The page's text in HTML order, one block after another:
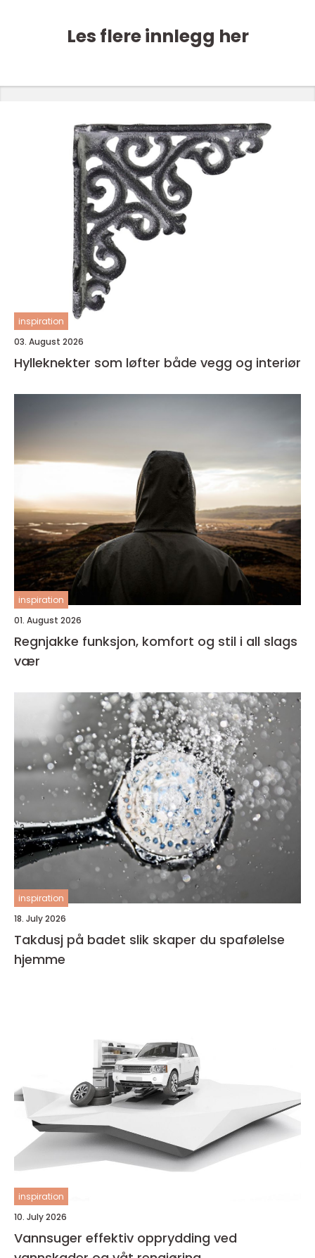
Les flere innlegg her
inspiration
03. August 2026
Hylleknekter som løfter både vegg og interiør
inspiration
01. August 2026
Regnjakke funksjon, komfort og stil i all slags
vær
inspiration
18. July 2026
Takdusj på badet slik skaper du spafølelse
hjemme
inspiration
10. July 2026
Vannsuger effektiv opprydding ved